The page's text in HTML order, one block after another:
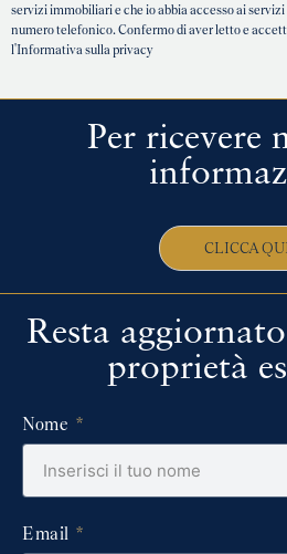
servizi immobiliari e che io abbia accesso ai
numero telefonico. Confermo di aver letto e
l'Informativa sulla privacy
Per ricevere
CLICCA
Resta
proprietà
Nome
Email